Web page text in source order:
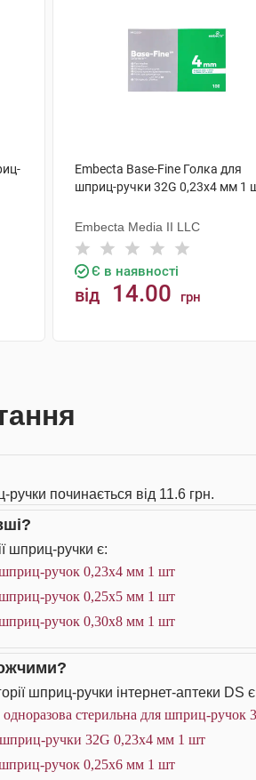
Embecta Base-Fine Голка для
шприц-ручки 32G 0,23х4 мм 1
Embecta Media II LLC
Є в наявності
від 14.00 грн
ручки починається від 11.6 грн.
шприц-ручки є:
ручок 0,23х4 мм 1 шт
ручок 0,25х5 мм 1 шт
ручок 0,30х8 мм 1 шт
шприц-ручки інтернет-аптеки DS
стерильна для шприц-ручок
шприц-ручки 32G 0,23х4 мм 1 шт
ручок 0,25х6 мм 1 шт